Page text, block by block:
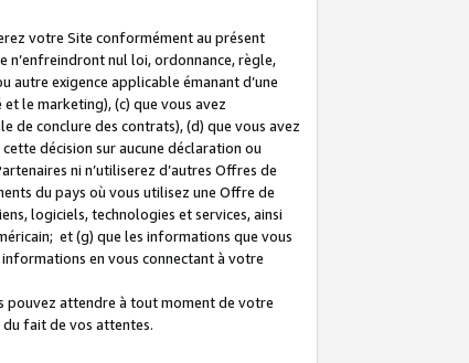
votre Site conformément au présent
nul loi, ordonnance, règle,
exigence applicable émanant d’une
le marketing), (c) que vous avez
de conclure des contrats), (d) que vous avez
décision sur aucune déclaration ou
ni n’utiliserez d’autres Offres de
du pays où vous utilisez une Offre de
logiciels, technologies et services, ainsi
et (g) que les informations que vous
en vous connectant à votre
pouvez attendre à tout moment de votre
fait de vos attentes.